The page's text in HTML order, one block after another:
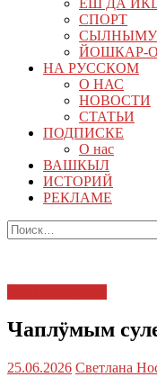
СПОРТ
ЙОШКАР-
НА РУССКОМ
О НАС
НОВОСТИ
СТАТЬИ
ПОДПИСКЕ
О нас
ВАШКЫЛ
ИСТОРИЙ
РЕКЛАМЕ
Найти:
Чаплӱмым
25.06.2026 Светлана